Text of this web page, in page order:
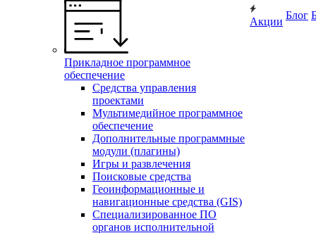
Прикладное программное
обеспечение
Средства управления
проектами
Мультимедийное программное
обеспечение
Дополнительные программные
модули (плагины)
Игры и развлечения
Поисковые средства
Геоинформационные и
навигационные средства (GIS)
Специализированное ПО
органов исполнительной
Акции
Блог